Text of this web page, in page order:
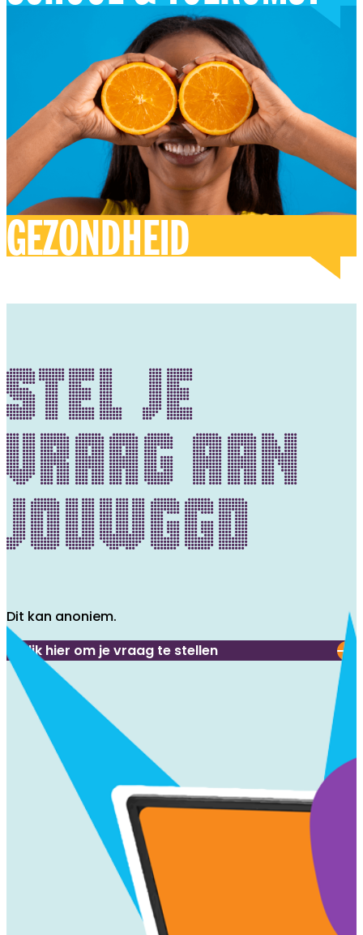
GEZONDHEID
stel je
vraag aan
jouwggd
Dit kan anoniem.
Klik hier om je vraag te stellen